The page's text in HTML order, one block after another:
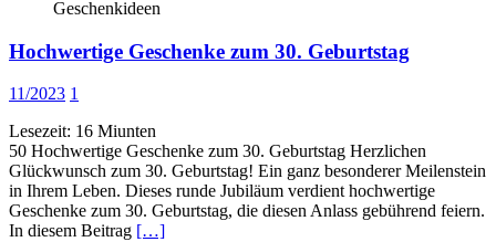
Geschenkideen
Hochwertige Geschenke zum 30. Geburtstag
11/2023 1
Lesezeit: 16 Miunten
50 Hochwertige Geschenke zum 30. Geburtstag Herzlichen
Glückwunsch zum 30. Geburtstag! Ein ganz besonderer Meilenstein
in Ihrem Leben. Dieses runde Jubiläum verdient hochwertige
Geschenke zum 30. Geburtstag, die diesen Anlass gebührend feiern.
In diesem Beitrag […]